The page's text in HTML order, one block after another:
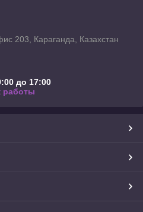
203, Караганда, Казахстан
до 17:00
работы